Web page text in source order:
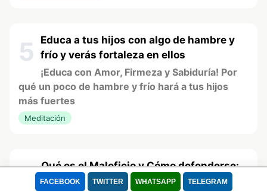
la experiencia de usuario, la velocidad y la seguridad durante su visita. Se
utilizan para adaptar el contenido de la web a las preferencias del Usuario
y optimizar el uso, las cuales permiten que el dispositivo muestre
adecuadamente el servicio ofrecido, adaptada a sus necesidades. Puede
retirar su consentimiento u oponerse al procesamiento de datos basado en
intereses legítimos en cualquier momento haciendo clic en "Configuración"
Lee nuestra Política de Privacidad
Aceptar todo Rechazar
FACEBOOK TWITTER WHATSAPP TELEGRAM
5
Educa a tus hijos con algo de hambre y
frío y verás fortaleza en ellos
¡Educa con Amor, Firmeza y Sabiduría! Por
qué un poco de hambre y frío hará a tus hijos
más fuertes
Meditación
6 Qué es el Maleficio y Cómo defenderse:
Un Exorcista te explica como hacer